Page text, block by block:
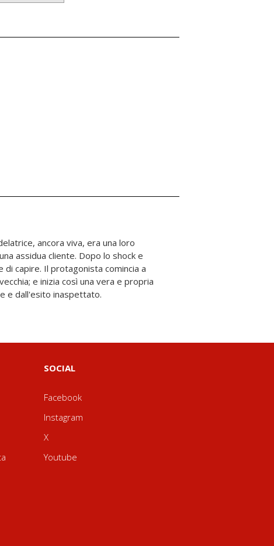
e dall'esito inaspettato.
SOCIAL
Facebook
Instagram
X
Youtube